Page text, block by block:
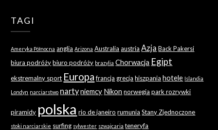
TAGI
Ameryka Północna anglia Arizona Australia austria Azja Back Pakersi
biura podróży biuro podróży brazylia Chorwacja Egipt
ekstremalny sport Europa francja grecja hiszpania hotele Islandia
Londyn narciarstwo nartyniemcy Nikon norwegia park rozrywki
piramidy polska rio de janeiro rumunia Stany Zjednoczone
stoki narciarskie surfing sylwester szwajcaria teneryfa